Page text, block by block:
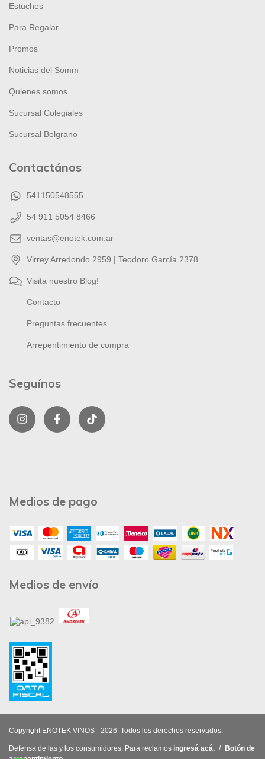
Estuches
Para Regalar
Promos
Noticias del Somm
Quienes somos
Sucursal Colegiales
Sucursal Belgrano
Contactános
541150548555
54 911 5054 8466
ventas@enotek.com.ar
Virrey Arredondo 2959 | Teodoro García 2378
Visita nuestro Blog!
Contacto
Preguntas frecuentes
Arrepentimiento de compra
Seguínos
Medios de pago
Medios de envío
Copyright ENOTEK VINOS - 2026. Todos los derechos reservados.
Defensa de las y los consumidores. Para reclamos ingresá acá. /
Botón de